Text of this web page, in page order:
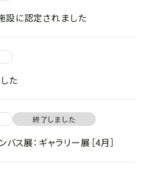
に認定されました
た
終了しました
バス展：ギャラリー展［4月］